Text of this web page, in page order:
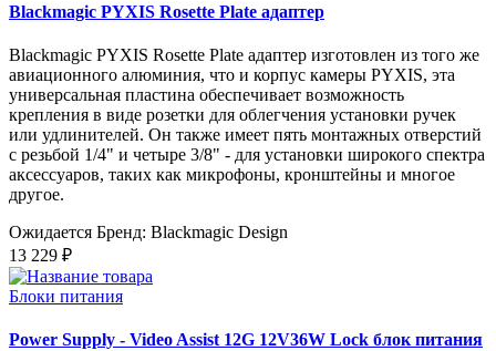
Blackmagic PYXIS Rosette Plate адаптер
Blackmagic PYXIS Rosette Plate адаптер изготовлен из того же
авиационного алюминия, что и корпус камеры PYXIS, эта
универсальная пластина обеспечивает возможность
крепления в виде розетки для облегчения установки ручек
или удлинителей. Он также имеет пять монтажных отверстий
с резьбой 1/4" и четыре 3/8" - для установки широкого спектра
аксессуаров, таких как микрофоны, кронштейны и многое
другое.
Ожидается Бренд: Blackmagic Design
13 229 ₽
Блоки питания
Power Supply - Video Assist 12G 12V36W Lock блок питания